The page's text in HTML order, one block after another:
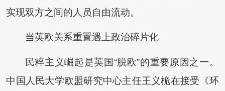
实现双方之间的人员自由流动。
当英欧关系重置遇上政治碎片化
民粹主义崛起是英国“脱欧”的重要原因之一。
中国人民大学欧盟研究中心主任王义桅在接受《环